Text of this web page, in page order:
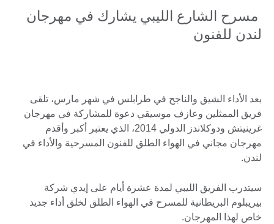
مسرح الشارع الليبي يشارك في مهرجان
لندن للفنون
بعد الأداء الشيق والناجح في طرابلس في شهر مارس، تلقى
فريق الممثلين وعازف موسيقي دعوة للمشاركة في مهرجان
غرينيتش ودوكلاندز الدولي 2014، الذي يعتبر أكبر وأقدم
مهرجان مجاني في الهواء الطلق للفنون المسرحية والأداء في
لندن.
سيتدرب الفريق الليبي لمدة عشرة أيام على إيدي شركة
بيريبلوم البريطانية للمسرح في الهواء الطلق لخلق أداء جديد
خاص لهذا المهرجان.